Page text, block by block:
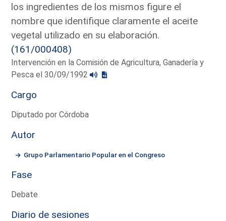
los ingredientes de los mismos figure el
nombre que identifique claramente el aceite
vegetal utilizado en su elaboración.
(161/000408)
Intervención en la Comisión de Agricultura, Ganadería y
Pesca el 30/09/1992
Cargo
Diputado por Córdoba
Autor
Grupo Parlamentario Popular en el Congreso
Fase
Debate
Diario de sesiones